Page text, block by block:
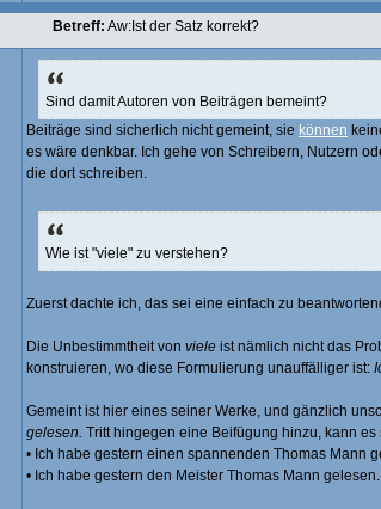
Betreff: Aw:Ist der Satz korrekt?
Sind damit Autoren von Beiträgen bemeint?
Beiträge sind sicherlich nicht gemeint, sie können
es wäre denkbar. Ich gehe von Schreibern, Nutzern
die dort schreiben.
Wie ist "viele" zu verstehen?
Zuerst dachte ich, das sei eine einfach zu
Die Unbestimmtheit von viele ist nämlich nicht das
konstruieren, wo diese Formulierung unauffälliger ist:
Gemeint ist hier eines seiner Werke, und gänzlich
gelesen. Tritt hingegen eine Beifügung hinzu, kann
• Ich habe gestern einen spannenden Thomas Mann
• Ich habe gestern den Meister Thomas Mann gelesen.